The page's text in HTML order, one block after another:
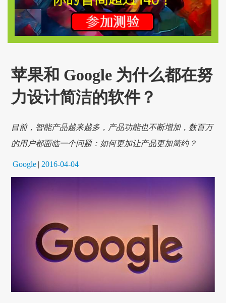
苹果和 Google 为什么都在努
力设计简洁的软件？
目前，智能产品越来越多，产品功能也不断增加，数百万
的用户都面临一个问题：如何更加让产品更加简约？
Google | 2016-04-04